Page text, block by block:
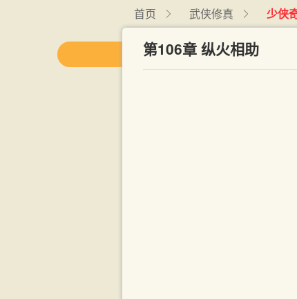
首页 武侠修真 少侠
第106章 纵火相助